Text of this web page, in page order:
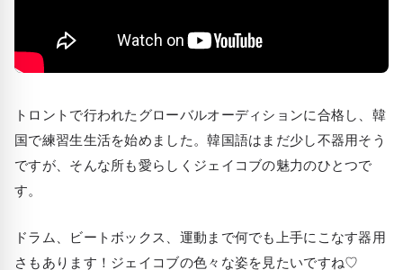
トロントで行われたグローバルオーディションに合格し、韓
国で練習生生活を始めました。韓国語はまだ少し不器用そう
ですが、そんな所も愛らしくジェイコブの魅力のひとつで
す。
ドラム、ビートボックス、運動まで何でも上手にこなす器用
さもあります！ジェイコブの色々な姿を見たいですね♡